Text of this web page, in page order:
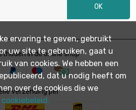
OK
in de online shop
verzending per
ervaring te geven, gebruikt
uw site te gebruiken, gaat u
van cookies. We hebben een
dat u nodig heeft om
over de cookies die we